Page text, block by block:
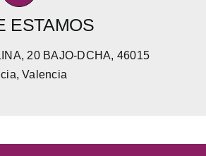
ESTAMOS
20 BAJO-DCHA, 46015
Valencia